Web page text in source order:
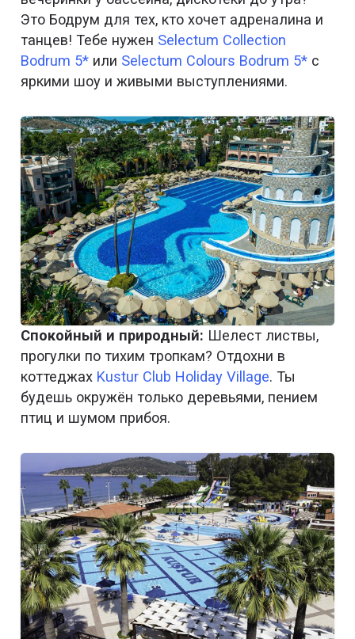
Это Бодрум для тех, кто хочет адреналина и
танцев! Тебе нужен Selectum Collection
Bodrum 5* или Selectum Colours Bodrum 5* с
яркими шоу и живыми выступлениями.
Спокойный и природный: Шелест листвы,
прогулки по тихим тропкам? Отдохни в
коттеджах Kustur Club Holiday Village. Ты
будешь окружён только деревьями, пением
птиц и шумом прибоя.